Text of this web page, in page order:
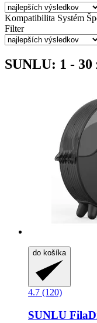
Kompatibilita Systém
Filter
SUNLU: 1 -
do košíka
4.7 (120)
SUNLU